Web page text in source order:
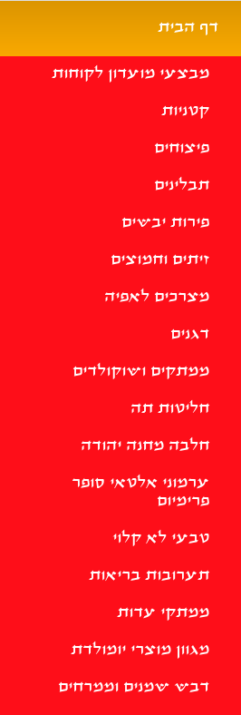
דף הבית
מבצעי מועדון לקוחות
קטניות
פיצוחים
תבלינים
פירות יבשים
זיתים וחמוצים
מצרכים לאפיה
דגנים
ממתקים ושוקולדים
חליטות תה
חלבה מחנה יהודה
ערמוני אלטאי סופר
פרימיום
טבעי לא קלוי
תערובות בריאות
ממתקי עדות
מגוון מוצרי יומולדת
דבש שמנים וממרחים